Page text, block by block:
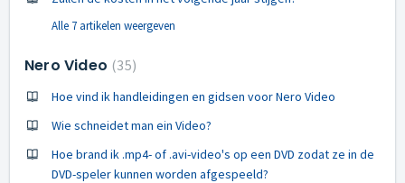
Alle 7 artikelen weergeven
Nero Video 35
Hoe vind ik handleidingen en gidsen voor Nero Video
Wie schneidet man ein Video?
Hoe brand ik .mp4- of .avi-video's op een DVD zodat ze in de
DVD-speler kunnen worden afgespeeld?